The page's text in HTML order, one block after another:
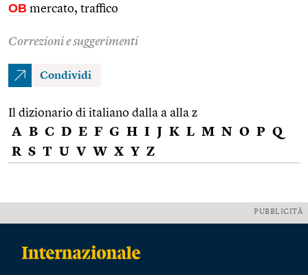
OB mercato, traffico
Correzioni e suggerimenti
Condividi
Il dizionario di italiano dalla a alla z
A B C D E F G H I J K L M N O P Q
R S T U V W X Y Z
PUBBLICITÀ